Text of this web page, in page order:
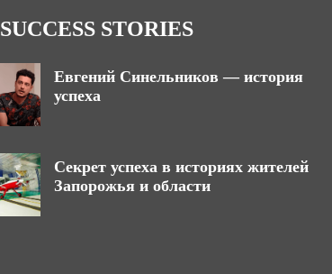
SUCCESS STORIES
Евгений Синельников — история
успеха
Секрет успеха в историях жителей
Запорожья и области